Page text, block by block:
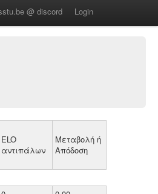
@ discord Login
ELO
αντιπάλων
Μεταβολή ή
Απόδοση